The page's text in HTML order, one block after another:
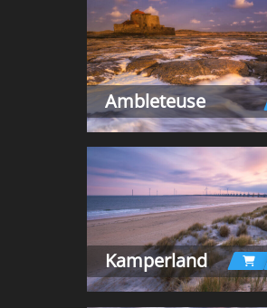
Ambleteuse
Kamperland